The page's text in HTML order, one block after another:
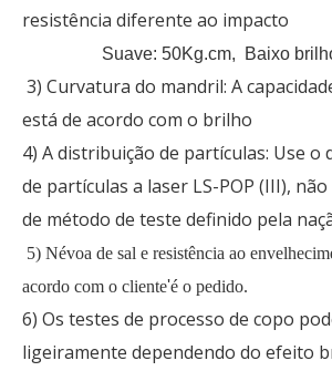
resistência diferente ao impacto
Suave: 50Kg.cm, Baixo
3) Curvatura do mandril: A
está de acordo com o brilho
4) A distribuição de partículas: Use o
de partículas a laser LS-POP (III),
de método de teste definido pela
5) Névoa de sal e resistência ao
acordo com o cliente'é o pedido.
6) Os testes de processo de copo
ligeiramente dependendo do efeito